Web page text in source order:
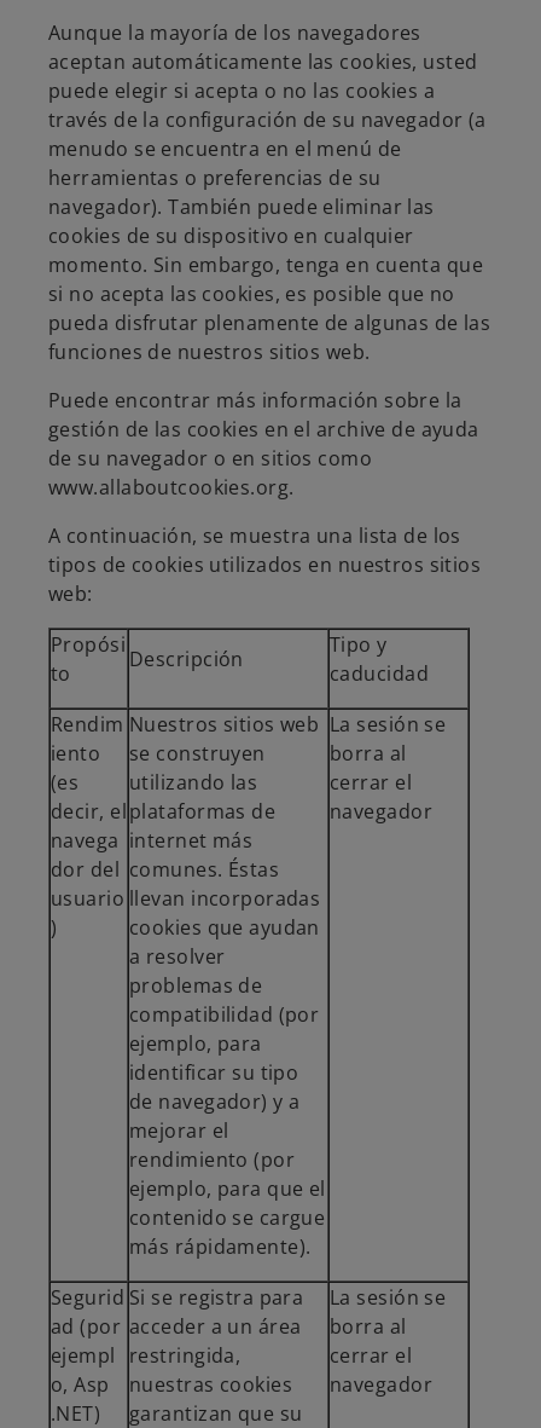
Aunque la mayoría de los navegadores
aceptan automáticamente las cookies, usted
puede elegir si acepta o no las cookies a
través de la configuración de su navegador (a
menudo se encuentra en el menú de
herramientas o preferencias de su
navegador). También puede eliminar las
cookies de su dispositivo en cualquier
momento. Sin embargo, tenga en cuenta que
si no acepta las cookies, es posible que no
pueda disfrutar plenamente de algunas de las
funciones de nuestros sitios web.
Puede encontrar más información sobre la
gestión de las cookies en el archive de ayuda
de su navegador o en sitios como
www.allaboutcookies.org.
A continuación, se muestra una lista de los
tipos de cookies utilizados en nuestros sitios
web:
Propósi
to
Descripción
Tipo y
caducidad
Rendim
iento
(es
decir, el
navega
dor del
usuario
)
Nuestros sitios web
se construyen
utilizando las
plataformas de
internet más
comunes. Éstas
llevan incorporadas
cookies que ayudan
a resolver
problemas de
compatibilidad (por
ejemplo, para
identificar su tipo
de navegador) y a
mejorar el
rendimiento (por
ejemplo, para que el
contenido se cargue
más rápidamente).
La sesión se
borra al
cerrar el
navegador
Segurid
ad (por
ejempl
o, Asp
.NET)
Si se registra para
acceder a un área
restringida,
nuestras cookies
garantizan que su
La sesión se
borra al
cerrar el
navegador